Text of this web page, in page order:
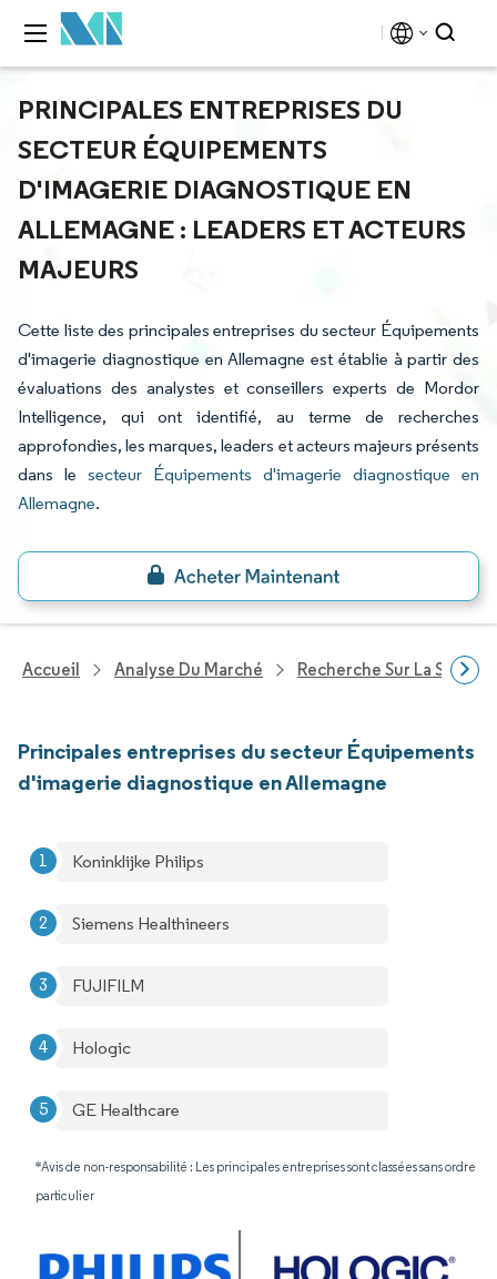
PRINCIPALES ENTREPRISES DU
SECTEUR ÉQUIPEMENTS
D'IMAGERIE DIAGNOSTIQUE EN
ALLEMAGNE : LEADERS ET ACTEURS
MAJEURS
Cette liste des principales entreprises du secteur Équipements
d'imagerie diagnostique en Allemagne est établie à partir des
évaluations des analystes et conseillers experts de Mordor
Intelligence, qui ont identifié, au terme de recherches
approfondies, les marques, leaders et acteurs majeurs présents
dans le secteur Équipements d'imagerie diagnostique en
Allemagne.
Accueil Analyse Du Marché Recherche Sur La Santé
Principales entreprises du secteur Équipements
d'imagerie diagnostique en Allemagne
Koninklijke Philips
Siemens Healthineers
FUJIFILM
Hologic
GE Healthcare
*Avis de non-responsabilité : Les principales entreprises sont classées sans ordre
particulier